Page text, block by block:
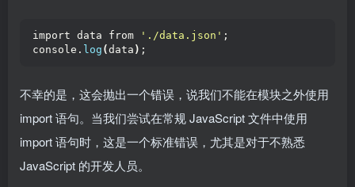
import data from './data.json' ;
console. log (data ) ;
不幸的是，这会抛出一个错误，说我们不能在模块之外使用
import 语句。当我们尝试在常规 JavaScript 文件中使用
import 语句时，这是一个标准错误，尤其是对于不熟悉
JavaScript 的开发人员。